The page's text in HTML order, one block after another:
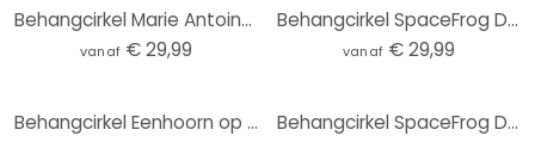
Behangcirkel Marie Antoinette: I never said that - Grace Digital Art - vliesbehang/zelfklevend vlies
vanaf € 29,99
Behangcirkel SpaceFrog Designs - Gouden Sterren - vliesbehang/zelfklevend vliesbehang
vanaf € 29,99
Behangcirkel Eenhoorn op een kleurrijke bloemenweide - Bonne Müller - vliesbehang/zelfklevend vliesb Behangcirkel SpaceFrog Designs - Elegante Kraanvogel - Japandi - vliesbehang/zelfklevend vliesbehang